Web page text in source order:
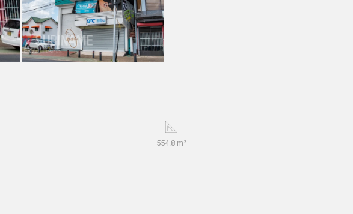
554.8 m²